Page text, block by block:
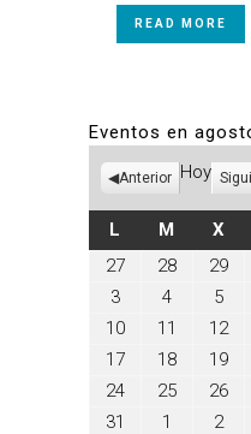
READ MORE
Eventos en
Anterior Hoy
L LUNES
M MARTES
X
27julio
28julio
29julio
3agosto
3,
2026
4agosto
4,
2026
5
5,
2026
10agosto
10,
11
agosto
2026
12
17agosto
2026
18agosto
18,
2026
19
24agosto
25agosto
26
31
agosto
1 2